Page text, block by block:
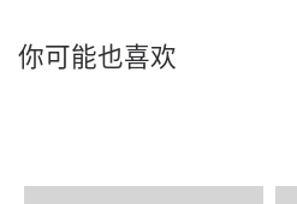
你可能也喜欢